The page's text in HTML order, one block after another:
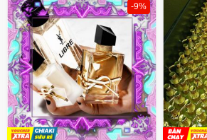
-9%